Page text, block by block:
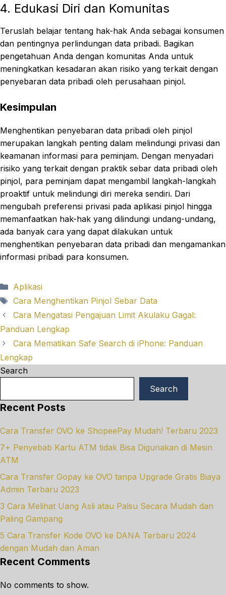
4. Edukasi Diri dan Komunitas
Teruslah belajar tentang hak-hak Anda sebagai konsumen
dan pentingnya perlindungan data pribadi. Bagikan
pengetahuan Anda dengan komunitas Anda untuk
meningkatkan kesadaran akan risiko yang terkait dengan
penyebaran data pribadi oleh perusahaan pinjol.
Kesimpulan
Menghentikan penyebaran data pribadi oleh pinjol
merupakan langkah penting dalam melindungi privasi dan
keamanan informasi para peminjam. Dengan menyadari
risiko yang terkait dengan praktik sebar data pribadi oleh
pinjol, para peminjam dapat mengambil langkah-langkah
proaktif untuk melindungi diri mereka sendiri. Dari
mengubah preferensi privasi pada aplikasi pinjol hingga
memanfaatkan hak-hak yang dilindungi undang-undang,
ada banyak cara yang dapat dilakukan untuk
menghentikan penyebaran data pribadi dan mengamankan
informasi pribadi para konsumen.
Categories
Aplikasi
Tags
Cara Menghentikan Pinjol Sebar Data
Cara Mengatasi Pengajuan Limit Akulaku Gagal:
Panduan Lengkap
Cara Mematikan Safe Search di iPhone: Panduan
Lengkap
Search
Search
Recent Posts
Cara Transfer OVO ke ShopeePay Mudah! Terbaru 2023
7+ Penyebab Kartu ATM tidak Bisa Digunakan di Mesin
ATM
Cara Transfer Gopay ke OVO tanpa Upgrade Gratis Biaya
Admin Terbaru 2023
3 Cara Melihat Uang Asli atau Palsu Secara Mudah dan
Paling Gampang
5 Cara Transfer Kode OVO ke DANA Terbaru 2024
dengan Mudah dan Aman
Recent Comments
No comments to show.